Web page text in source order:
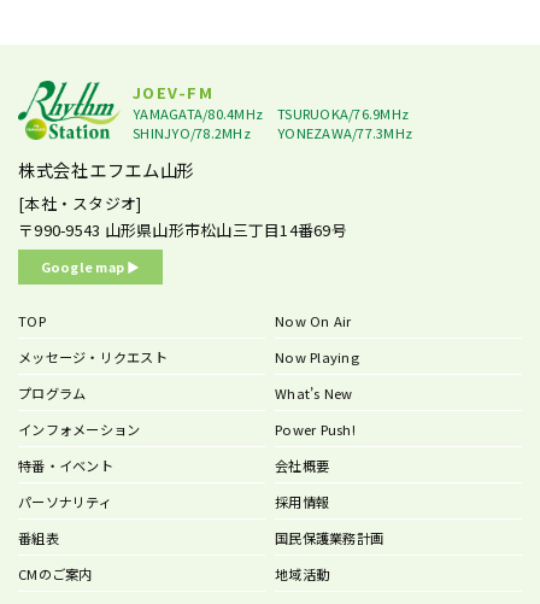
JOEV-FM
YAMAGATA/80.4MHz
TSURUOKA/76.9MHz
SHINJYO/78.2MHz
YONEZAWA/77.3MHz
株式会社エフエム山形
[本社・スタジオ]
〒990-9543 山形県山形市松山三丁目14番69号
Google map ▶︎
TOP
メッセージ・リクエスト
プログラム
インフォメーション
特番・イベント
パーソナリティ
番組表
CMのご案内
Now On Air
Now Playing
What’s New
Power Push!
会社概要
採用情報
国民保護業務計画
地域活動